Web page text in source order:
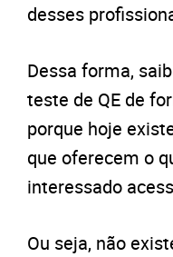
desses
Dessa forma,
teste de QE de
porque hoje
que oferecem o
interessado
Ou seja, não